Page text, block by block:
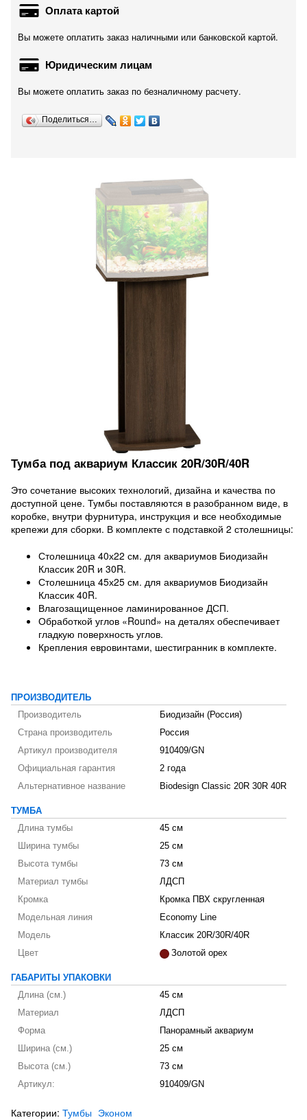
Оплата картой
Вы можете оплатить заказ наличными или банковской картой.
Юридическим лицам
Вы можете оплатить заказ по безналичному расчету.
Поделиться…
Тумба под аквариум Классик 20R/30R/40R
Это сочетание высоких технологий, дизайна и качества по
доступной цене. Тумбы поставляются в разобранном виде, в
коробке, внутри фурнитура, инструкция и все необходимые
крепежи для сборки. В комплекте с подставкой 2 столешницы:
Столешница 40х22 см. для аквариумов Биодизайн
Классик 20R и 30R.
Столешница 45х25 см. для аквариумов Биодизайн
Классик 40R.
Влагозащищенное ламинированное ДСП.
Обработкой углов «Round» на деталях обеспечивает
гладкую поверхность углов.
Крепления евровинтами, шестигранник в комплекте.
ПРОИЗВОДИТЕЛЬ
Производитель
Биодизайн (Россия)
Страна производитель
Россия
Артикул производителя
910409/GN
Официальная гарантия
2 года
Альтернативное название
Biodesign Classic 20R 30R 40R
ТУМБА
Длина тумбы
45 см
Ширина тумбы
25 см
Высота тумбы
73 см
Материал тумбы
ЛДСП
Кромка
Кромка ПВХ скругленная
Модельная линия
Economy Line
Модель
Классик 20R/30R/40R
Цвет
Золотой орех
ГАБАРИТЫ УПАКОВКИ
Длина (см.)
45 см
Материал
ЛДСП
Форма
Панорамный аквариум
Ширина (см.)
25 см
Высота (см.)
73 см
Артикул:
910409/GN
Категории: Тумбы Эконом